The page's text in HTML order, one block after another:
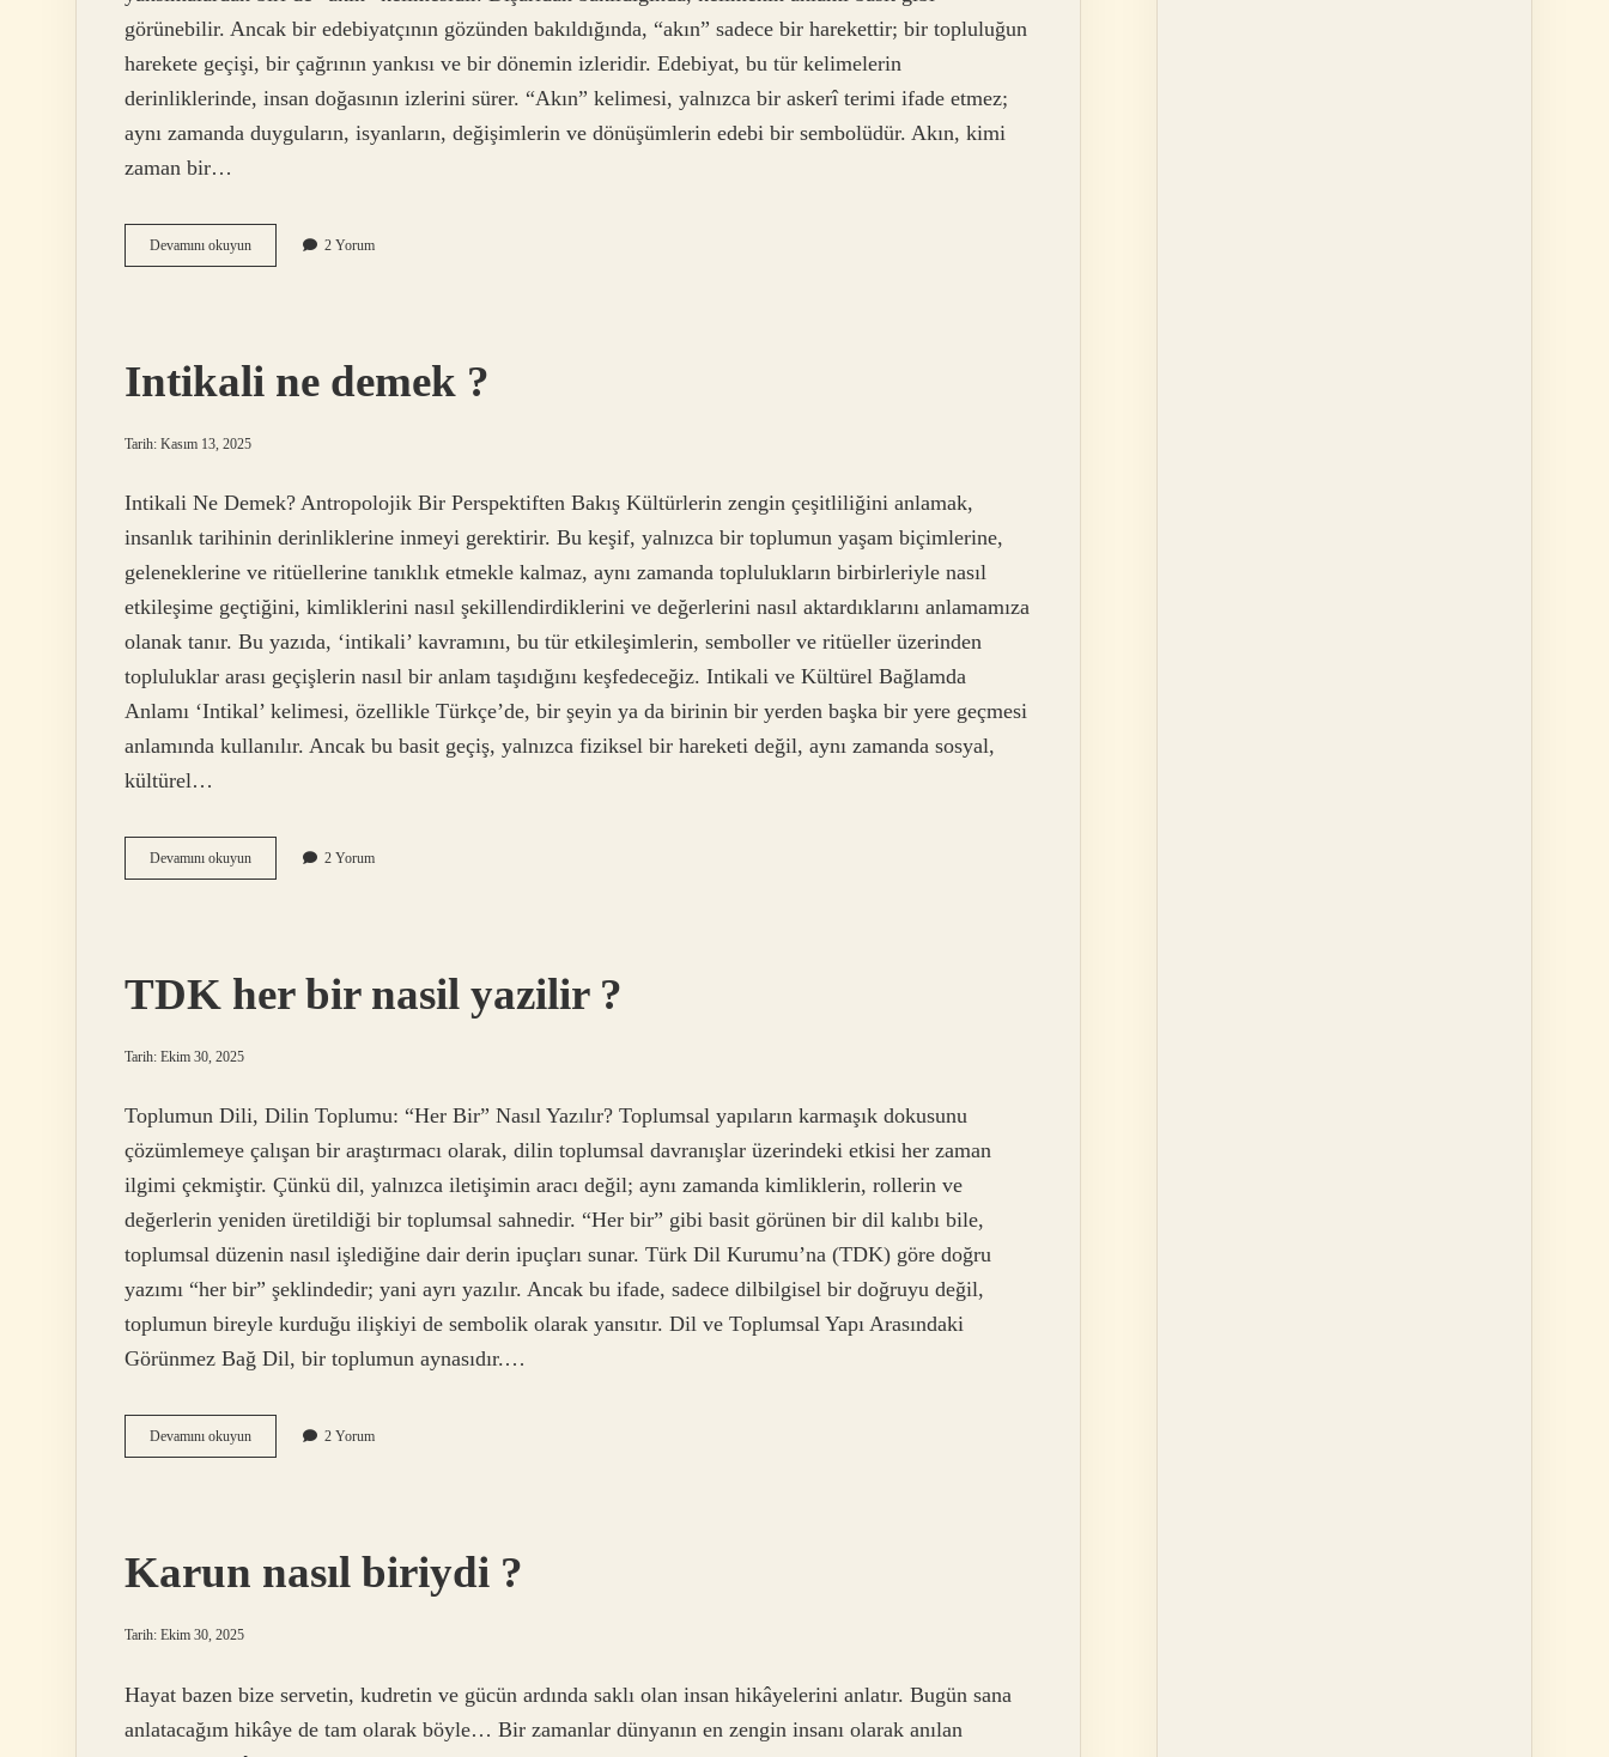
görünebilir. Ancak bir edebiyatçının gözünden bakıldığında, “akın” sadece bir harekettir; bir topluluğun
harekete geçişi, bir çağrının yankısı ve bir dönemin izleridir. Edebiyat, bu tür kelimelerin
derinliklerinde, insan doğasının izlerini sürer. “Akın” kelimesi, yalnızca bir askerî terimi ifade etmez;
aynı zamanda duyguların, isyanların, değişimlerin ve dönüşümlerin edebi bir sembolüdür. Akın, kimi
zaman bir…
Devamını okuyunAkın
tanımı
2 Yorum
Intikali ne demek ?
Tarih: Kasım 13, 2025
Intikali Ne Demek? Antropolojik Bir Perspektiften Bakış Kültürlerin zengin çeşitliliğini anlamak,
insanlık tarihinin derinliklerine inmeyi gerektirir. Bu keşif, yalnızca bir toplumun yaşam biçimlerine,
geleneklerine ve ritüellerine tanıklık etmekle kalmaz, aynı zamanda toplulukların birbirleriyle nasıl
etkileşime geçtiğini, kimliklerini nasıl şekillendirdiklerini ve değerlerini nasıl aktardıklarını anlamamıza
olanak tanır. Bu yazıda, ‘intikali’ kavramını, bu tür etkileşimlerin, semboller ve ritüeller üzerinden
topluluklar arası geçişlerin nasıl bir anlam taşıdığını keşfedeceğiz. Intikali ve Kültürel Bağlamda
Anlamı ‘Intikal’ kelimesi, özellikle Türkçe’de, bir şeyin ya da birinin bir yerden başka bir yere geçmesi
anlamında kullanılır. Ancak bu basit geçiş, yalnızca fiziksel bir hareketi değil, aynı zamanda sosyal,
kültürel…
Devamını okuyunIntikali
ne
2 Yorum
TDK her bir nasil yazilir ?
Tarih: Ekim 30, 2025
Toplumun Dili, Dilin Toplumu: “Her Bir” Nasıl Yazılır? Toplumsal yapıların karmaşık dokusunu
çözümlemeye çalışan bir araştırmacı olarak, dilin toplumsal davranışlar üzerindeki etkisi her zaman
ilgimi çekmiştir. Çünkü dil, yalnızca iletişimin aracı değil; aynı zamanda kimliklerin, rollerin ve
değerlerin yeniden üretildiği bir toplumsal sahnedir. “Her bir” gibi basit görünen bir dil kalıbı bile,
toplumsal düzenin nasıl işlediğine dair derin ipuçları sunar. Türk Dil Kurumu’na (TDK) göre doğru
yazımı “her bir” şeklindedir; yani ayrı yazılır. Ancak bu ifade, sadece dilbilgisel bir doğruyu değil,
toplumun bireyle kurduğu ilişkiyi de sembolik olarak yansıtır. Dil ve Toplumsal Yapı Arasındaki
Görünmez Bağ Dil, bir toplumun aynasıdır.…
Devamını okuyunTDK
her
2 Yorum
Karun nasıl biriydi ?
Tarih: Ekim 30, 2025
Hayat bazen bize servetin, kudretin ve gücün ardında saklı olan insan hikâyelerini anlatır. Bugün sana
anlatacağım hikâye de tam olarak böyle… Bir zamanlar dünyanın en zengin insanı olarak anılan